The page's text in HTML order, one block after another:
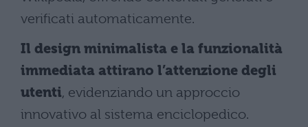
verificati automaticamente.
Il design minimalista e la funzionalità
immediata attirano l’attenzione degli
utenti, evidenziando un approccio
innovativo al sistema enciclopedico.